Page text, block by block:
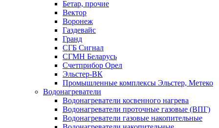
Бетар, прочие
Вектор
Воронеж
Газдевайс
Гранд
СГБ Сигнал
СГМН Беларусь
Счетприбор Орел
Эльстер-ВК
Промышленные комплексы Эльстер, Метеко
Водонагреватели
Водонагреватели косвенного нагрева
Водонагреватели проточные газовые (ВПГ)
Водонагреватели газовые накопительные